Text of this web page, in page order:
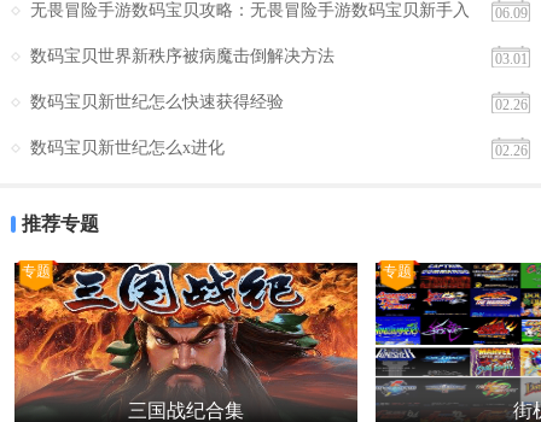
06.09
无畏冒险手游数码宝贝攻略：无畏冒险手游数码宝贝新手入
03.01
数码宝贝世界新秩序被病魔击倒解决方法
02.26
数码宝贝新世纪怎么快速获得经验
02.26
数码宝贝新世纪怎么x进化
推荐专题
专题
三国战纪合集
专题
街